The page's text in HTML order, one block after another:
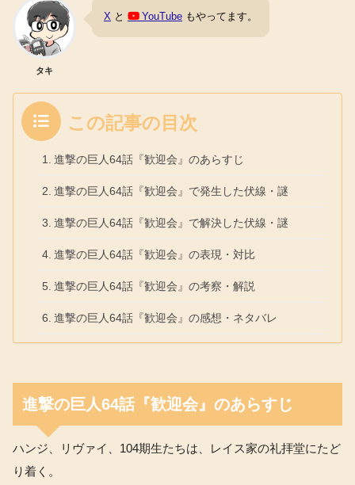
タキ
X と YouTube もやってます。
この記事の目次
進撃の巨人64話『歓迎会』のあらすじ
進撃の巨人64話『歓迎会』で発生した伏線・謎
進撃の巨人64話『歓迎会』で解決した伏線・謎
進撃の巨人64話『歓迎会』の表現・対比
進撃の巨人64話『歓迎会』の考察・解説
進撃の巨人64話『歓迎会』の感想・ネタバレ
進撃の巨人64話『歓迎会』のあらすじ
ハンジ、リヴァイ、104期生たちは、レイス家の礼拝堂にたど
り着く。